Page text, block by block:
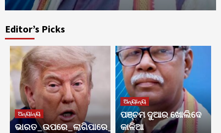
Editor’s Picks
ଅନ୍ୟାନ୍ୟ
ଭାରତ_ଉପରେ_ଲାଗିପାରେ_ଶତ_ପ୍ରତିଶତ_ଟାରିଫ୍
ଅନ୍ୟାନ୍ୟ
ପଞ୍ଚମ ଦୁଆର ଖୋଲିଦେ
କାଳିଆ
4
5
ସ୍କୁଲରେ_ଗୁଳିମାଡ଼ରେ_୮ମୃତ
1
ଅନ୍ୟାନ୍ୟ
ଭାରତ_ଉପରେ_ଲାଗିପାରେ_ଶତ_ପ୍ରତିଶତ_ଟାରିଫ୍